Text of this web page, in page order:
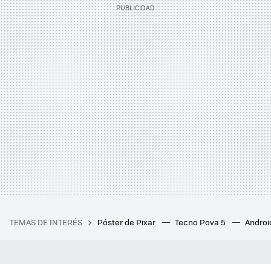
TEMAS DE INTERÉS Póster de Pixar Tecno Pova 5